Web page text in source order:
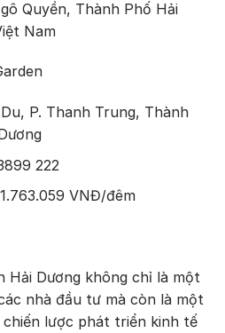
Quyền, Thành Phố Hải
Nam
P. Thanh Trung, Thành
222
VNĐ/đêm
Hải Dương không chỉ là một
nhà đầu tư mà còn là một
lược phát triển kinh tế